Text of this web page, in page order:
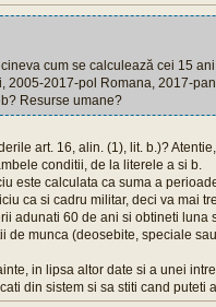
cineva cum se calculează cei 15
2005-2017-pol Romana, 2017-
Resurse umane?
art. 16, alin. (1), lit. b.)?
conditii, de la literele a si b.
este calculata ca suma a
ca si cadru militar, deci va mai
adunati 60 de ani si obtineti
de munca (deosebite, speciale
in lipsa altor date si a unei
din sistem si sa stiti cand puteti